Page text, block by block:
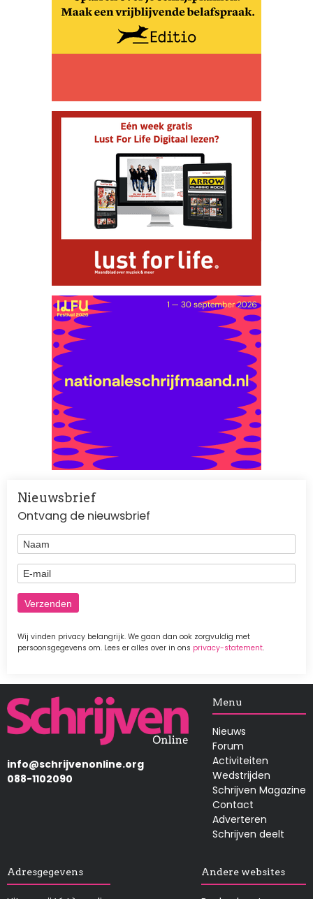
Nieuwsbrief
Ontvang de nieuwsbrief
Naam
E-mail
Wij vinden privacy belangrijk. We gaan dan ook zorgvuldig met
persoonsgegevens om. Lees er alles over in ons privacy-statement.
Afbeelding
info@schrijvenonline.org
088-1102090
Menu
Nieuws
Forum
Activiteiten
Wedstrijden
Schrijven Magazine
Contact
Adverteren
Schrijven deelt
Adresgegevens Andere websites